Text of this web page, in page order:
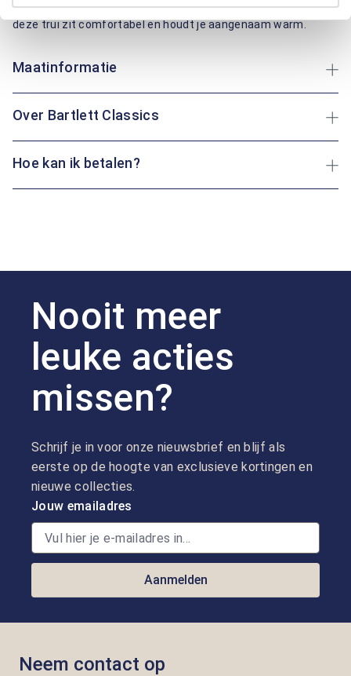
pasjes. Of je nu een frisse wandeling maakt of binnen leest:
deze trui zit comfortabel en houdt je aangenaam warm.
Maatinformatie
Over Bartlett Classics
Hoe kan ik betalen?
Nooit meer
leuke acties
missen?
Schrijf je in voor onze nieuwsbrief en blijf als
eerste op de hoogte van exclusieve kortingen en
nieuwe collecties.
Jouw emailadres
Aanmelden
Neem contact op